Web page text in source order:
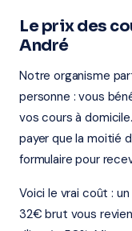
Le prix des
André
Notre organisme
personne : vous
vos cours à
payer que la moitié
formulaire pour
Voici le vrai coût :
32€ brut vous